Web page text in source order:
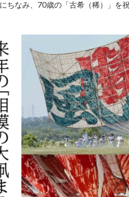
ちなみ、70歳の「古希（稀）」を